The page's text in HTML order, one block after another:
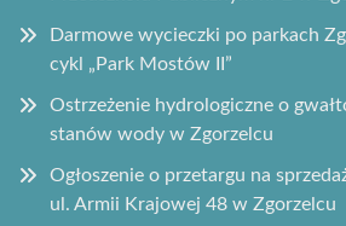
Darmowe wycieczki po parkach
cykl „Park Mostów II”
Ostrzeżenie hydrologiczne o
stanów wody w Zgorzelcu
Ogłoszenie o przetargu na
ul. Armii Krajowej 48 w Zgorzelcu